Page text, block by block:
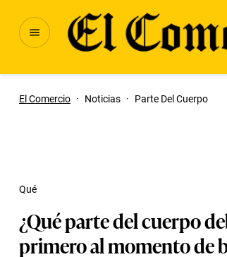
El Comercio · Noticias · Parte Del Cuerpo
¿Qué parte del cuerpo
primero al momento de
Qué